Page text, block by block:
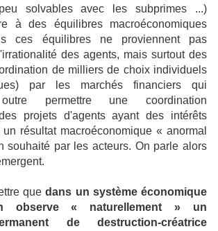
solvables avec les subprimes ...)
à des équilibres macroéconomiques
ces équilibres ne proviennent pas
des agents, mais surtout des
de milliers de choix individuels
par les marchés financiers qui
permettre une coordination
projets d'agents ayant des intérêts
résultat macroéconomique « anormal
souhaité par les acteurs. On parle alors
quedans un système économique
observe « naturellement » un
de destruction-créatrice